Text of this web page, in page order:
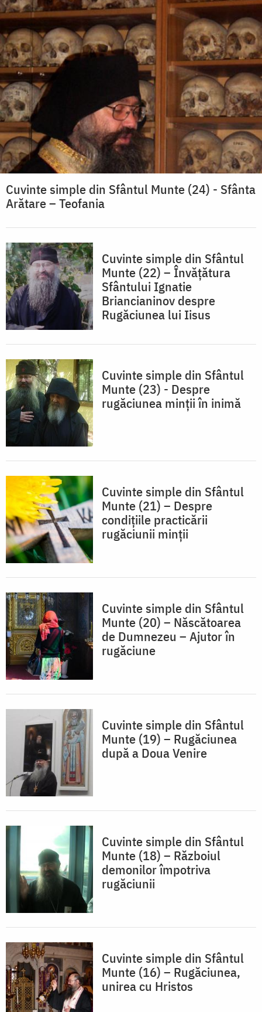
Cuvinte simple din Sfântul Munte (24) - Sfânta
Arătare – Teofania
Cuvinte simple din Sfântul
Munte (22) – Învăţătura
Sfântului Ignatie
Briancianinov despre
Rugăciunea lui Iisus
Cuvinte simple din Sfântul
Munte (23) - Despre
rugăciunea minţii în inimă
Cuvinte simple din Sfântul
Munte (21) – Despre
condiţiile practicării
rugăciunii minţii
Cuvinte simple din Sfântul
Munte (20) – Născătoarea
de Dumnezeu – Ajutor în
rugăciune
Cuvinte simple din Sfântul
Munte (19) – Rugăciunea
după a Doua Venire
Cuvinte simple din Sfântul
Munte (18) – Războiul
demonilor împotriva
rugăciunii
Cuvinte simple din Sfântul
Munte (16) – Rugăciunea,
unirea cu Hristos